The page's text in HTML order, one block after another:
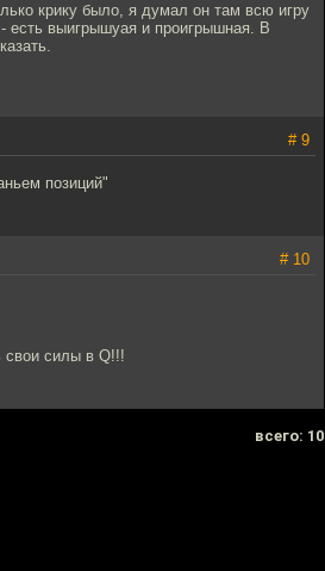
крику было, я думал он там всю игру
есть выигрышyая и проигрышная. В
# 9
позиций"
# 10
свои силы в Q!!!
всего: 10